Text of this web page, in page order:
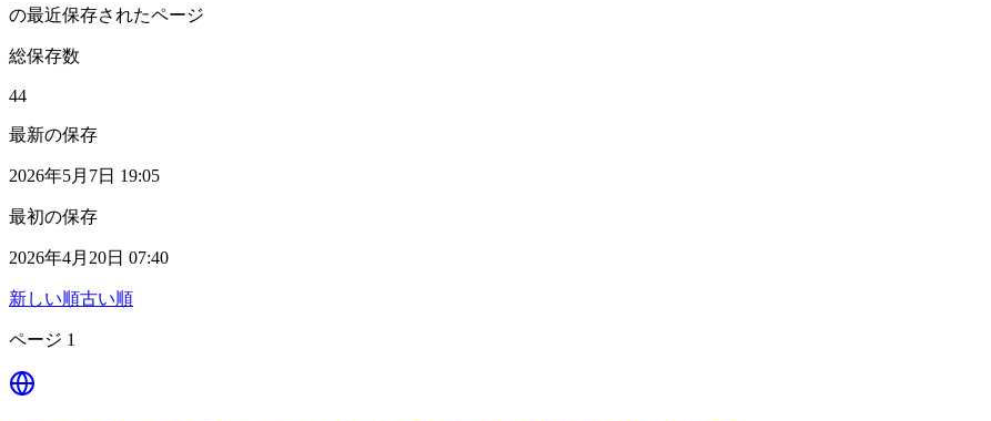
の最近保存されたページ
総保存数
44
最新の保存
2026年5月7日 19:05
最初の保存
2026年4月20日 07:40
新しい順古い順
ページ 1